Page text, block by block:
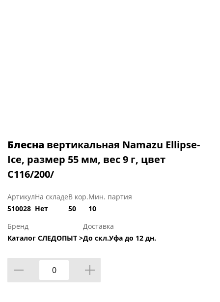
Блесна вертикальная Namazu Ellipse-
Ice, размер 55 мм, вес 9 г, цвет
C116/200/
Артикул
510028
На складе
Нет
В кор.
50
Мин. партия
10
Бренд
Каталог СЛЕДОПЫТ >
Доставка
До скл.Уфа до 12 дн.